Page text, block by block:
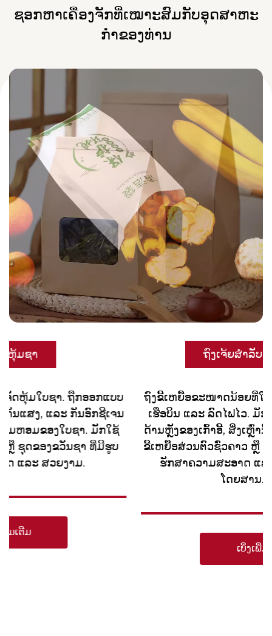
ຊອກຫາເຄື່ອງຈັກທີ່ເໝາະສົມກັບອຸດສາຫະ
ກໍາຂອງທ່ານ
ຖົງຂີ້ເຫຍື້ອຂະໜາດນ້ອຍທີ່ໃຫ້ມາສໍາລັບຜູ້ໂດຍສານໃນ
ເຮືອບິນ ແລະ ລົດໄຟໄວ. ມັກຈະເກັບຮັກສາໄວ້ໃນຖົງຢູ່
ດ້ານຫຼັງຂອງເກົ້າອີ້, ສິ່ງເຫຼົ່ານີ້ໃຊ້ສໍາລັບການເກັບຮັກສາ
ຂີ້ເຫຍື້ອສ່ວນຕົວຊົ່ວຄາວ ຫຼື ສໍາລັບຄວາມເມົາລົດ, ຊ່ວຍ
ຮັກສາຄວາມສະອາດ ແລະ ສຸຂາພິບານໃນຫ້ອງ